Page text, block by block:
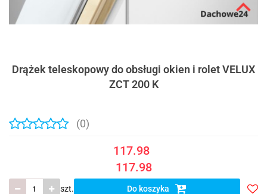
Drążek teleskopowy do obsługi okien i rolet VELUX
ZCT 200 K
(0)
117.98
117.98
szt. Do koszyka